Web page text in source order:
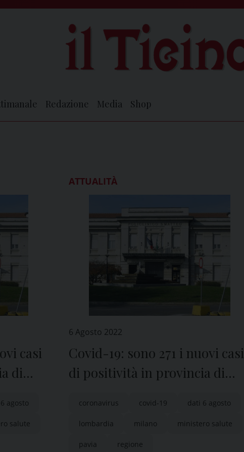
Redazione Media Shop
casi
di
agosto
salute
ATTUALITÀ
6 Agosto 2022
Covid-19: sono 271 i nuovi casi
di positività in provincia di
coronavirus covid-19 dati 6 agosto
lombardia milano ministero salute
pavia regione